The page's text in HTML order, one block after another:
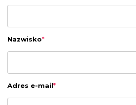
Nazwisko*
Adres e-mail*